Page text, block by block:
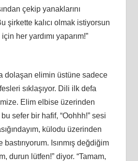
çekip yanaklarını
şirkette kalıcı olmak istiyorsun
her yardımı yaparım!”
dolaşan elimin üstüne sadece
sıklaşıyor. Dili ilk defa
Elim elbise üzerinden
bu sefer bir hafif, “Oohhh!” sesi
külodu üzerinden
bastırıyorum. Isınmış değdiğim
durun lütfen!” diyor. “Tamam,